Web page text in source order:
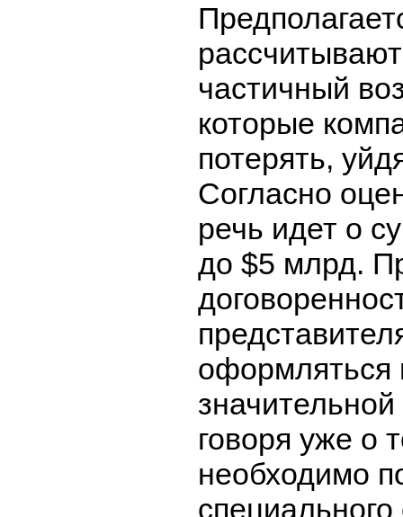
частичный
которые
потерять,
Согласно
речь идет о
до $5 млрд.
оформляться
говоря уже о
необходимо